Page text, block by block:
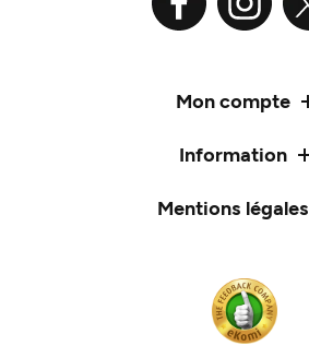
Mon compte
Information
Mentions légales